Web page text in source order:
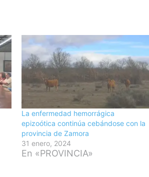
La enfermedad hemorrágica
epizoótica continúa cebándose con la
provincia de Zamora
31 enero, 2024
En «PROVINCIA»